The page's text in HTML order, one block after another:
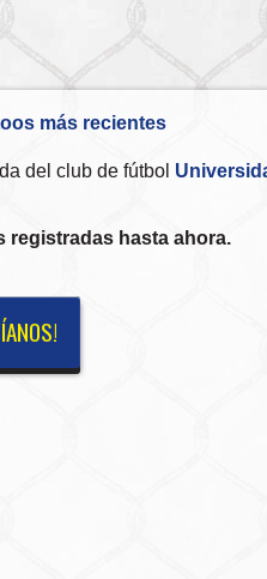
más recientes
del club de fútbol
registradas hasta ahora.